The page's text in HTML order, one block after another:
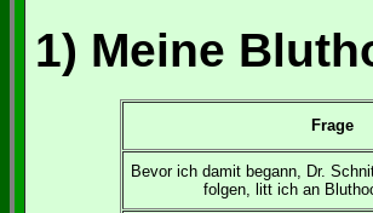
1) Meine
Frage
Bevor ich damit begann, Dr.
folgen, litt ich an